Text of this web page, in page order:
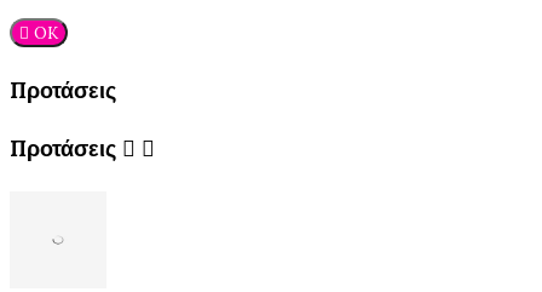
 OK
Προτάσεις
Προτάσεις  